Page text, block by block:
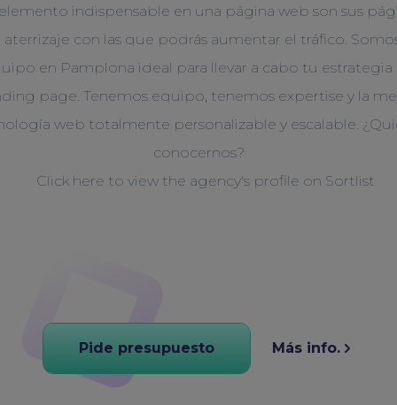
indispensable en una página web son sus
con las que podrás aumentar el tráfico.
en Pamplona ideal para llevar a cabo tu estrategia
page. Tenemos equipo, tenemos expertise y la
web totalmente personalizable y escalable.
conocernos?
Pide presupuesto Más info.